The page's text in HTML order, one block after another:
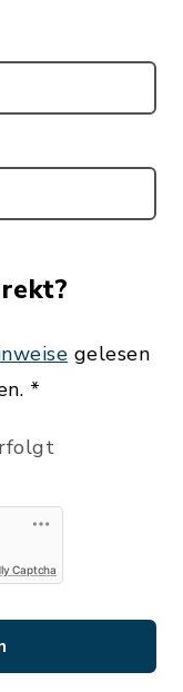
gelesen
*
Captcha